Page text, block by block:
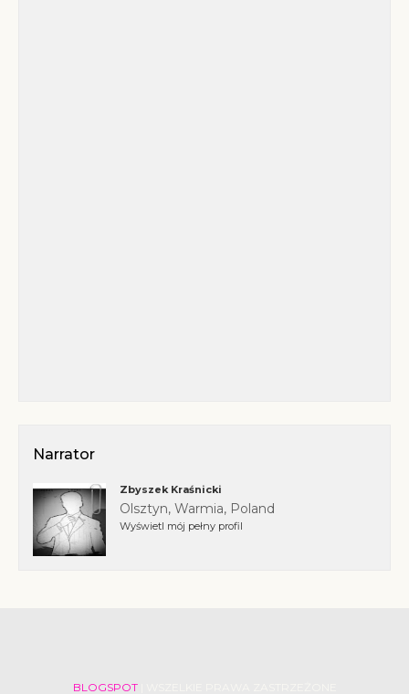
Narrator
Zbyszek Kraśnicki
Olsztyn, Warmia, Poland
Wyświetl mój pełny profil
BLOGSPOT| WSZELKIE PRAWA ZASTRZEŻONE